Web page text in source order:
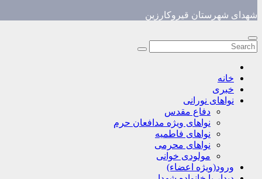
شهدای شهرستان قیروکارزین
خانه
خبری
نواهای نورانی
دفاع مقدس
نواهای ویژه مدافعان حرم
نواهای فاطمیه
نواهای محرمی
مولودی خوانی
ورود(ویژه اعضاء)